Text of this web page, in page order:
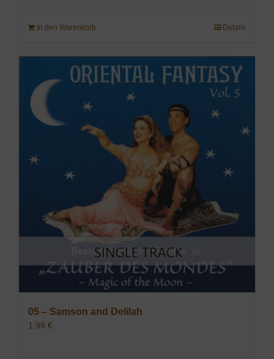
In den Warenkorb Details
05 – Samson and Delilah
1,99 €